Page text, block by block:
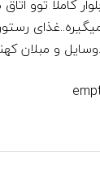
کاملا توو
میگیره..غذای
و مبلان